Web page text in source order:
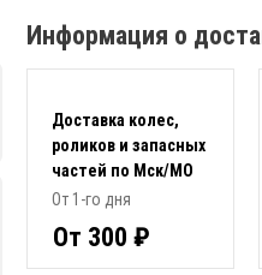
Информация о
Доставка колес,
роликов и запасных
частей по Мск/МО
От 1-го дня
От 300 ₽